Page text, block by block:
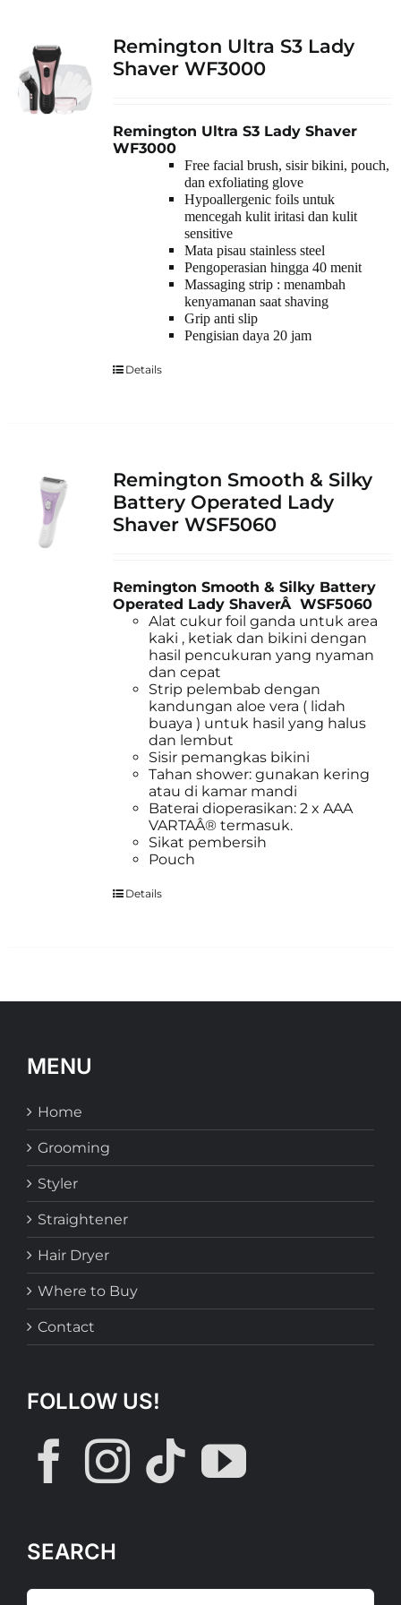
Remington Ultra S3 Lady
Shaver WF3000
Remington Ultra S3 Lady Shaver
WF3000
Free facial brush, sisir bikini, pouch,
dan exfoliating glove
Hypoallergenic foils untuk
mencegah kulit iritasi dan kulit
sensitive
Mata pisau stainless steel
Pengoperasian hingga 40 menit
Massaging strip : menambah
kenyamanan saat shaving
Grip anti slip
Pengisian daya 20 jam
Details
Remington Smooth & Silky
Battery Operated Lady
Shaver WSF5060
Remington Smooth & Silky Battery
Operated Lady ShaverÂ WSF5060
Alat cukur foil ganda untuk area
kaki , ketiak dan bikini dengan
hasil pencukuran yang nyaman
dan cepat
Strip pelembab dengan
kandungan aloe vera ( lidah
buaya ) untuk hasil yang halus
dan lembut
Sisir pemangkas bikini
Tahan shower: gunakan kering
atau di kamar mandi
Baterai dioperasikan: 2 x AAA
VARTAÂ® termasuk.
Sikat pembersih
Pouch
Details
MENU
Home
Grooming
Styler
Straightener
Hair Dryer
Where to Buy
Contact
FOLLOW US!
SEARCH
Search